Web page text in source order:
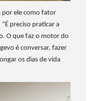
por ele como fator
preciso praticar a
O que faz o motor do
é conversar, fazer
os dias de vida